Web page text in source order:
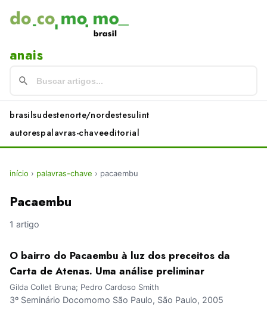
anais
brasilsudestenorte/nordestesulint
autorespalavras-chaveeditorial
início › palavras-chave › pacaembu
Pacaembu
1 artigo
O bairro do Pacaembu à luz dos preceitos da
Carta de Atenas. Uma análise preliminar
Gilda Collet Bruna; Pedro Cardoso Smith
3º Seminário Docomomo São Paulo, São Paulo, 2005